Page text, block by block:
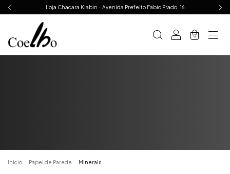
Loja Chacara Klabin - Avenida Prefeito Fabio Prado, 16
0
Início Papel de Parede Minerals